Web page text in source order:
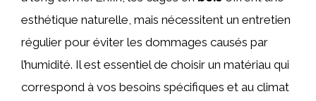
esthétique naturelle, mais nécessitent un entretien
régulier pour éviter les dommages causés par
l’humidité. Il est essentiel de choisir un matériau qui
correspond à vos besoins spécifiques et au climat